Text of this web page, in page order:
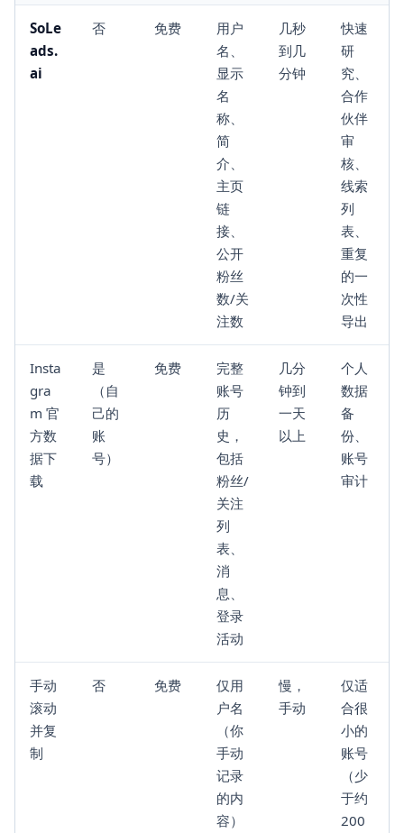
SoLe
ads.
ai
否 免费
用户
名、
显示
名
称、
简
介、
主页
链
接、
公开
粉丝
数/关
注数
几秒
到几
分钟
快速
研
究、
合作
伙伴
审
核、
线索
列
表、
重复
的一
次性
导出
Insta
gra
m 官
方数
据下
载
是
（自
己的
账
号）
免费
完整
账号
历
史，
包括
粉丝/
关注
列
表、
消
息、
登录
活动
几分
钟到
一天
以上
个人
数据
备
份、
账号
审计
手动
滚动
并复
制
否 免费
仅用
户名
（你
手动
记录
的内
容）
慢，
手动
仅适
合很
小的
账号
（少
于约
200